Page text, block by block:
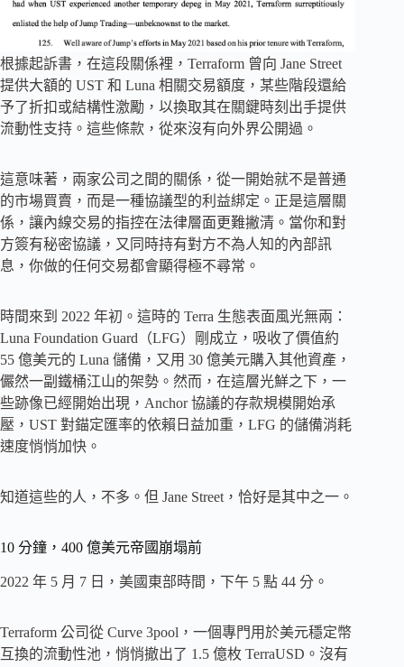
根據起訴書，在這段關係裡，Terraform 曾向 Jane Street
提供大額的 UST 和 Luna 相關交易額度，某些階段還給
予了折扣或結構性激勵，以換取其在關鍵時刻出手提供
流動性支持。這些條款，從來沒有向外界公開過。
這意味著，兩家公司之間的關係，從一開始就不是普通
的市場買賣，而是一種協議型的利益綁定。正是這層關
係，讓內線交易的指控在法律層面更難撇清。當你和對
方簽有秘密協議，又同時持有對方不為人知的內部訊
息，你做的任何交易都會顯得極不尋常。
時間來到 2022 年初。這時的 Terra 生態表面風光無兩：
Luna Foundation Guard（LFG）剛成立，吸收了價值約
55 億美元的 Luna 儲備，又用 30 億美元購入其他資產，
儼然一副鐵桶江山的架勢。然而，在這層光鮮之下，一
些跡像已經開始出現，Anchor 協議的存款規模開始承
壓，UST 對錨定匯率的依賴日益加重，LFG 的儲備消耗
速度悄悄加快。
知道這些的人，不多。但 Jane Street，恰好是其中之一。
10 分鐘，400 億美元帝國崩塌前
2022 年 5 月 7 日，美國東部時間，下午 5 點 44 分。
Terraform 公司從 Curve 3pool，一個專門用於美元穩定幣
互換的流動性池，悄悄撤出了 1.5 億枚 TerraUSD。沒有